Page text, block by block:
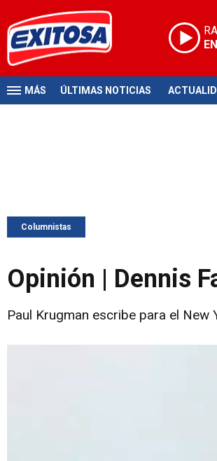
MÁS ÚLTIMAS NOTICIAS
Columnistas
Opinión | Dennis
Paul Krugman escribe para el